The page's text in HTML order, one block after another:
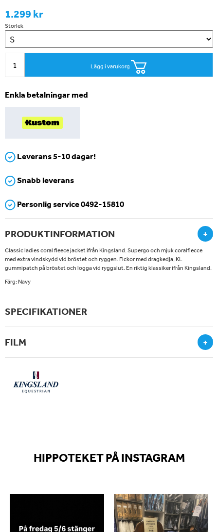
1.299 kr
Storlek
Lägg i varukorg
Enkla betalningar med
Leverans 5-10 dagar!
Snabb leverans
Personlig service 0492-15810
PRODUKTINFORMATION +
Classic ladies coral fleece jacket ifrån Kingsland. Supergo och mjuk coralflecce
med extra vindskydd vid bröstet och ryggen. Fickor med dragkedja, KL
gummipatch på bröstet och logga vid ryggslut. En riktig klassiker ifrån Kingsland.
Färg: Navy
SPECIFIKATIONER
FILM +
HIPPOTEKET PÅ INSTAGRAM